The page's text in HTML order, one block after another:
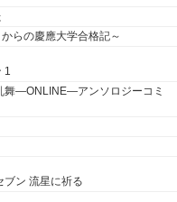
らの慶應大学合格記～
1
舞―ONLINE―アンソロジーコミ
ブン 流星に祈る